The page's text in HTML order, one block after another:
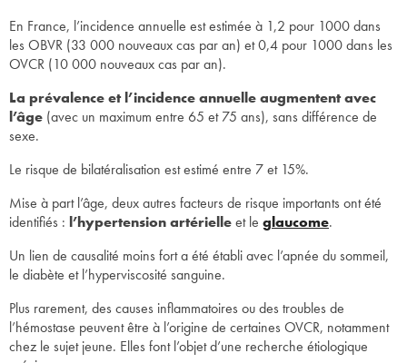
En France, l’incidence annuelle est estimée à 1,2 pour 1000 dans
les OBVR (33 000 nouveaux cas par an) et 0,4 pour 1000 dans les
OVCR (10 000 nouveaux cas par an).
La prévalence et l’incidence annuelle augmentent avec
l’âge (avec un maximum entre 65 et 75 ans), sans différence de
sexe.
Le risque de bilatéralisation est estimé entre 7 et 15%.
Mise à part l’âge, deux autres facteurs de risque importants ont été
identifiés : l’hypertension artérielleet le glaucome.
Un lien de causalité moins fort a été établi avec l’apnée du sommeil,
le diabète et l’hyperviscosité sanguine.
Plus rarement, des causes inflammatoires ou des troubles de
l’hémostase peuvent être à l’origine de certaines OVCR, notamment
chez le sujet jeune. Elles font l’objet d’une recherche étiologique